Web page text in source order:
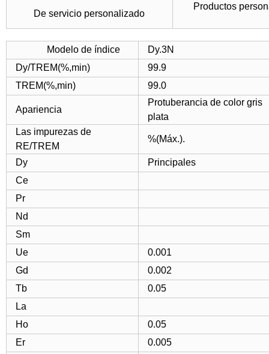
De servicio personalizado
Productos
Modelo de índice
Dy.3N
Dy/TREM(%,min)
99.9
TREM(%,min)
99.0
Apariencia
Protuberancia de color gris
plata
Las impurezas de
RE/TREM
%(Máx.).
Dy
Principales
Ce
Pr
Nd
Sm
Ue
0.001
Gd
0.002
Tb
0.05
La
Ho
0.05
Er
0.005